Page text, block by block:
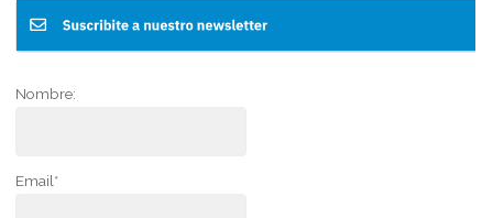
Nombre:
Email*